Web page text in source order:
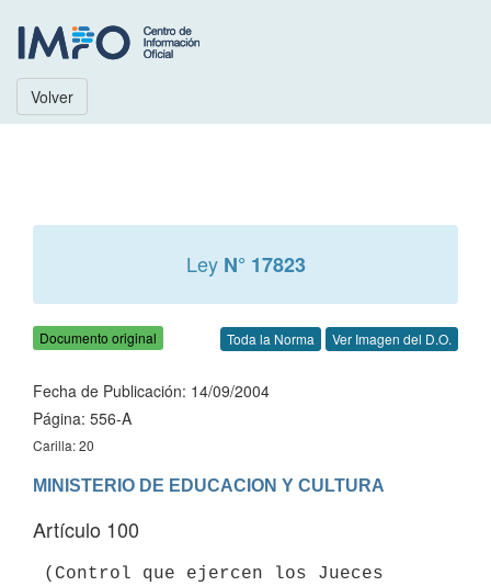
Volver
Ley N° 17823
Documento original Toda la Norma Ver Imagen del D.O.
Fecha de Publicación: 14/09/2004
Página: 556-A
Carilla: 20
MINISTERIO DE EDUCACION Y CULTURA
Artículo 100